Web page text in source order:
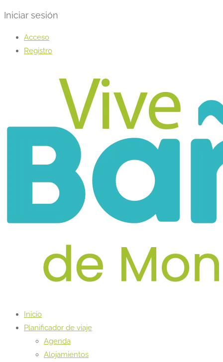
Iniciar sesión
Acceso
Registro
Inicio
Planificador de viaje
Agenda
Alojamientos